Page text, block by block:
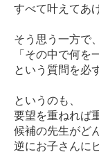
すべて叶えてあ
そう思う一方で
「その中で何を
という質問を必
というのも、
要望を重ねれば
候補の先生がど
逆にお子さんに